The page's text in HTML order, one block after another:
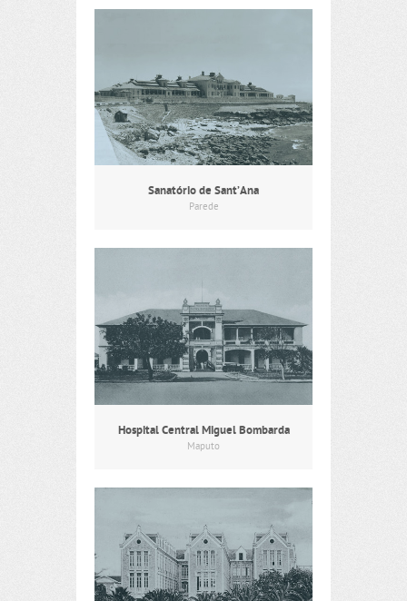
Sanatório de Sant’Ana
Parede
Hospital Central Miguel Bombarda
Maputo